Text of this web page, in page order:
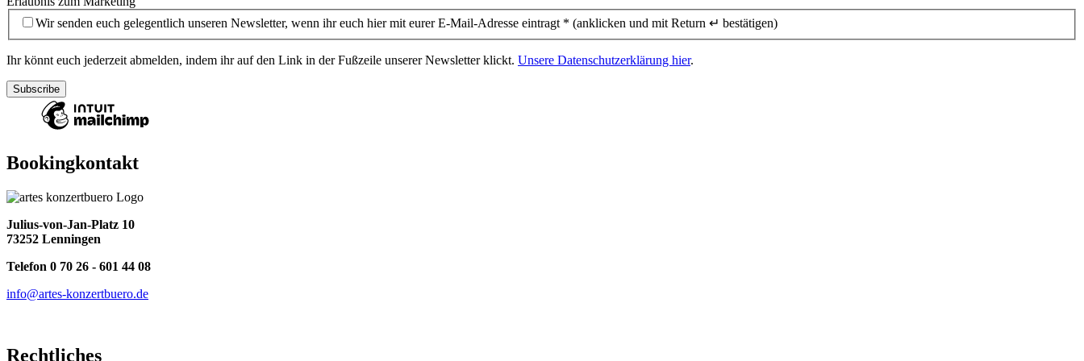
Wir senden euch gelegentlich unseren Newsletter, wenn ihr euch hier mit eurer E-Mail-Adresse eintragt * (anklicken und mit Return ↵ bestätigen)
Ihr könnt euch jederzeit abmelden, indem ihr auf den Link in der Fußzeile unserer Newsletter klickt. Unsere Datenschutzerklärung hier.
Bookingkontakt
Julius-von-Jan-Platz 10
73252 Lenningen
Telefon 0 70 26 - 601 44 08
info@artes-konzertbuero.de
Rechtliches